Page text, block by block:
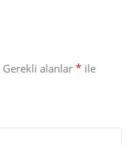
Gerekli alanlar * ile